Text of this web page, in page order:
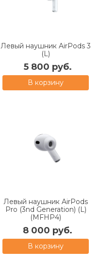
Левый наушник AirPods 3
(L)
5 800 руб.
В корзину
Левый наушник AirPods
Pro (3nd Generation) (L)
(MFHP4)
8 000 руб.
В корзину